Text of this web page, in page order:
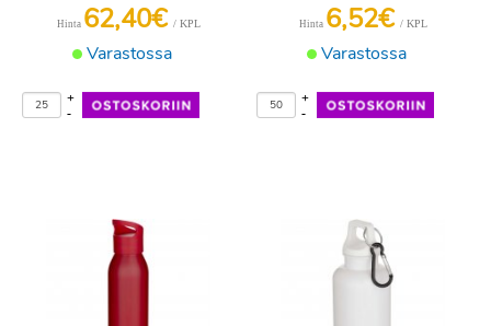
Varastossa
Hinta 62,40€ / KPL
-
+
Varastossa
Hinta 6,52€ / KPL
-
+